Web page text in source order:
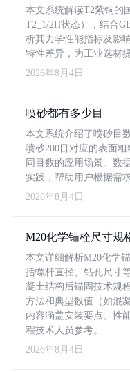
本文系统解读T2紫铜的
T2_1/2H状态），结合
析其力学性能指标及影
特性差异，为工业选材
2026年8月4日
喷砂都有多少目
本文系统介绍了喷砂目
喷砂200目对应的表面
同目数的应用场景。数
实践，帮助用户根据需
2026年8月4日
M20化学锚栓尺寸规
本文详细解析M20化学
括螺杆直径、钻孔尺寸
凝土结构后锚固技术规
方法和典型数值（如混
内容涵盖安装要点、性
程技术人员参考。
2026年8月4日